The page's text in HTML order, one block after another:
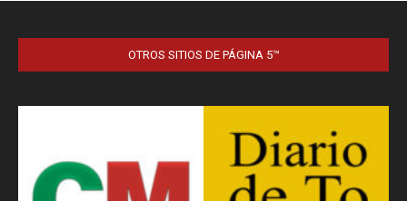
OTROS SITIOS DE PÁGINA 5™